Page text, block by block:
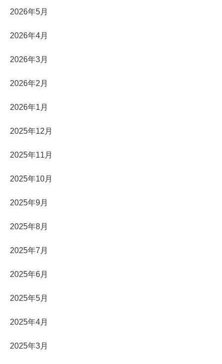
2026年5月
2026年4月
2026年3月
2026年2月
2026年1月
2025年12月
2025年11月
2025年10月
2025年9月
2025年8月
2025年7月
2025年6月
2025年5月
2025年4月
2025年3月